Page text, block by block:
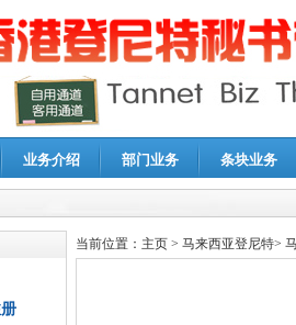
业务介绍 部门业务 条块业务
税汇算清缴申报鉴证
当前位置： 主页 > 马来西亚登尼特>